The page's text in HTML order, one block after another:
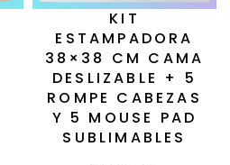
KIT
ESTAMPADORA
38×38 CM CAMA
DESLIZABLE + 5
ROMPE CABEZAS
Y 5 MOUSE PAD
SUBLIMABLES